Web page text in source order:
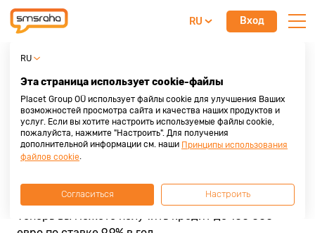
RU Вход
Новости Smsraha
20.07.2026
Новинка - бизнес-кредит под 9,9% в
год
Мы снизили процентные ставки по бизнес-
доступнее для вашего бизнеса.
Теперь вы можете получить кредит до 100 000
RU
Эта страница использует cookie-файлы
Placet Group OÜ использует файлы cookie для улучшения Ваших
возможностей просмотра сайта и качества наших продуктов и
услуг. Если вы хотите настроить используемые файлы cookie,
пожалуйста, нажмите "Настроить". Для получения
дополнительной информации см. наши Принципы использования
файлов cookie
Согласиться Настроить